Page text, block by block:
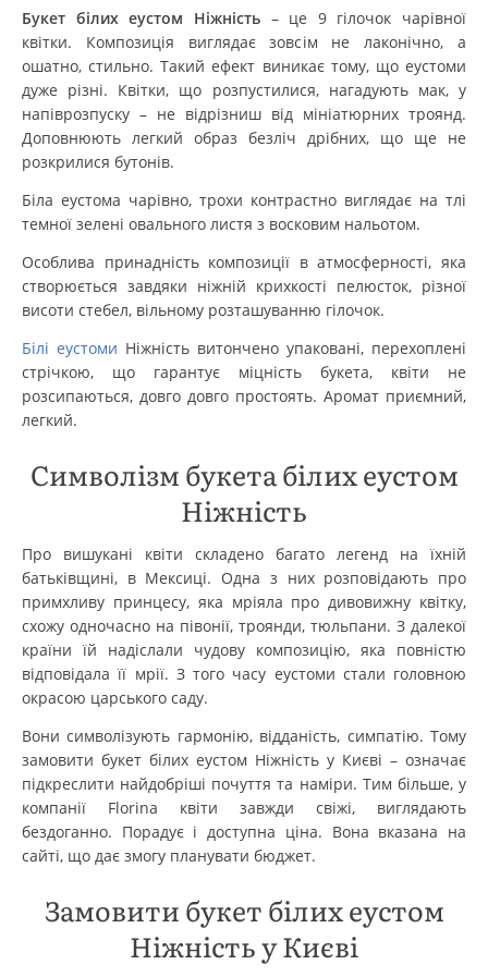
Букет білих еустом Ніжність– це 9 гілочок чарівної
квітки. Композиція виглядає зовсім не лаконічно, а
ошатно, стильно. Такий ефект виникає тому, що еустоми
дуже різні. Квітки, що розпустилися, нагадують мак, у
напіврозпуску – не відрізниш від мініатюрних троянд.
Доповнюють легкий образ безліч дрібних, що ще не
розкрилися бутонів.
Біла еустома чарівно, трохи контрастно виглядає на тлі
темної зелені овального листя з восковим нальотом.
Особлива принадність композиції в атмосферності, яка
створюється завдяки ніжній крихкості пелюсток, різної
висоти стебел, вільному розташуванню гілочок.
Білі еустоми Ніжність витончено упаковані, перехоплені
стрічкою, що гарантує міцність букета, квіти не
розсипаються, довго довго простоять. Аромат приємний,
легкий.
Символізм букета білих еустом
Ніжність
Про вишукані квіти складено багато легенд на їхній
батьківщині, в Мексиці. Одна з них розповідають про
примхливу принцесу, яка мріяла про дивовижну квітку,
схожу одночасно на півонії, троянди, тюльпани. З далекої
країни їй надіслали чудову композицію, яка повністю
відповідала її мрії. З того часу еустоми стали головною
окрасою царського саду.
Вони символізують гармонію, відданість, симпатію. Тому
замовити букет білих еустом Ніжність у Києві – означає
підкреслити найдобріші почуття та наміри. Тим більше, у
компанії Florina квіти завжди свіжі, виглядають
бездоганно. Порадує і доступна ціна. Вона вказана на
сайті, що дає змогу планувати бюджет.
Замовити букет білих еустом
Ніжність у Києві